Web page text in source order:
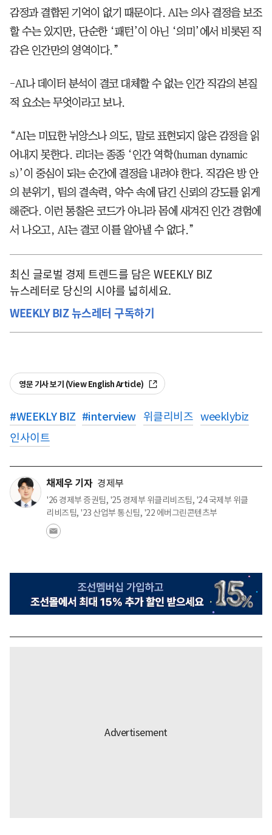
감정과 결합된 기억이 없기 때문이다. AI는 의사 결정을 보조
할 수는 있지만, 단순한 ‘패턴’이 아닌 ‘의미’에서 비롯된 직
감은 인간만의 영역이다.”
-AI나 데이터 분석이 결코 대체할 수 없는 인간 직감의 본질
적 요소는 무엇이라고 보나.
“AI는 미묘한 뉘앙스나 의도, 말로 표현되지 않은 감정을 읽
어내지 못한다. 리더는 종종 ‘인간 역학(human dynamic
s)’이 중심이 되는 순간에 결정을 내려야 한다. 직감은 방 안
의 분위기, 팀의 결속력, 악수 속에 담긴 신뢰의 강도를 읽게
해준다. 이런 통찰은 코드가 아니라 몸에 새겨진 인간 경험에
서 나오고, AI는 결코 이를 알아낼 수 없다.”
최신 글로벌 경제 트렌드를 담은 WEEKLY BIZ
뉴스레터로 당신의 시야를 넓히세요.
WEEKLY BIZ 뉴스레터 구독하기
영문 기사 보기 (View English Article)
#WEEKLY BIZ #interview 위클리비즈 weeklybiz
인사이트
채제우 기자 경제부
'26 경제부 증권팀, '25 경제부 위클리비즈팀, '24 국제부 위클
리비즈팀, '23 산업부 통신팀, '22 에버그린콘텐츠부